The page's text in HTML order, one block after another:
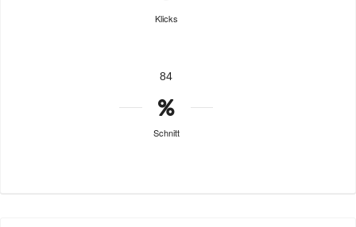
Klicks
84
Schnitt